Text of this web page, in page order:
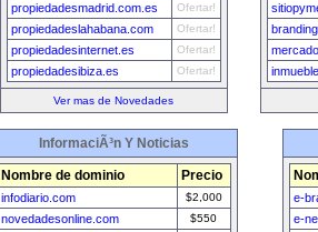
propiedadesmadrid.com.es Ofertar!
propiedadeslahabana.com Ofertar!
propiedadesinternet.es Ofertar!
propiedadesibiza.es Ofertar!
Ver mas de Novedades
InformaciÃ³n Y Noticias
Nombre de dominio Precio
infodiario.com $2,000
novedadesonline.com $550
e-
e-